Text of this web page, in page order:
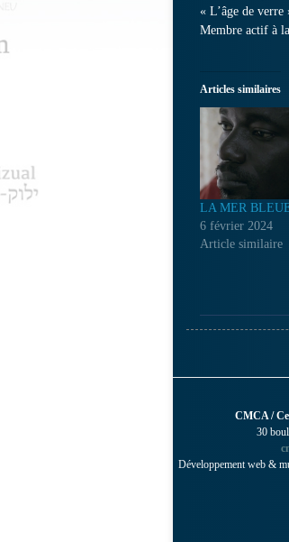
« L’âge de
Membre actif à
Articles similaires
LA MER
6 février 2024
Article similaire
CMCA /
30
Développement web &